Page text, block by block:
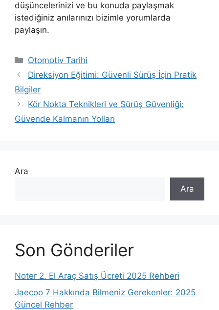
düşüncelerinizi ve bu konuda paylaşmak
istediğiniz anılarınızı bizimle yorumlarda
paylaşın.
Kategoriler
Otomotiv Tarihi
Direksiyon Eğitimi: Güvenli Sürüş İçin Pratik
Bilgiler
Kör Nokta Teknikleri ve Sürüş Güvenliği:
Güvende Kalmanın Yolları
Ara
Ara
Son Gönderiler
Noter 2. El Araç Satış Ücreti 2025 Rehberi
Jaecoo 7 Hakkında Bilmeniz Gerekenler: 2025
Güncel Rehber